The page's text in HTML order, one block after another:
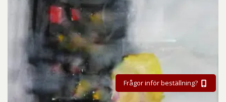
Frågor inför beställning?